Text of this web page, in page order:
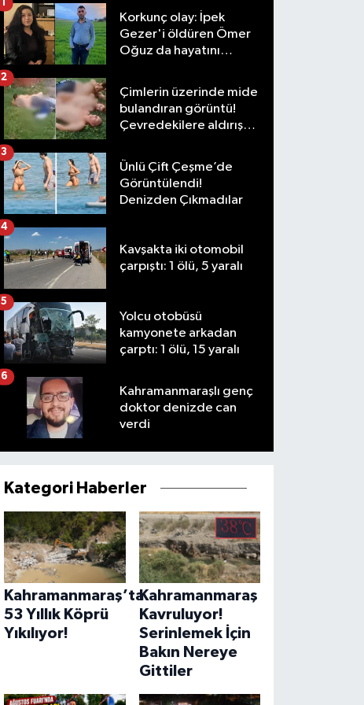
Korkunç olay: İpek
Gezer'i öldüren Ömer
Oğuz da hayatını
1
Çimlerin üzerinde mide
bulandıran görüntü!
Çevredekilere aldırış
2
Ünlü Çift Çeşme’de
Görüntülendi!
Denizden Çıkmadılar
3
Kavşakta iki otomobil
çarpıştı: 1 ölü, 5 yaralı
4
Yolcu otobüsü
kamyonete arkadan
çarptı: 1 ölü, 15 yaralı
5
Kahramanmaraşlı genç
doktor denizde can
verdi
6
Kategori Haberler
Kahramanmaraş’ta
53 Yıllık Köprü
Yıkılıyor!
Kahramanmaraş
Kavruluyor!
Serinlemek İçin
Bakın Nereye
Gittiler